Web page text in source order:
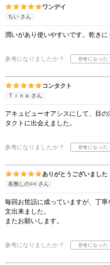
ワンデイ
ちい さん
潤いがあり使いやすいです。乾きに
参考になりましたか？
コンタクト
Ｔｉｎａ さん
アキュビューオアシスにして、目
タクトに出会えました。
参考になりましたか？
ありがとうございました
名無しの○○ さん
毎回お世話に成っていますが、丁
文出来ました。
またお願いします。
参考になりましたか？